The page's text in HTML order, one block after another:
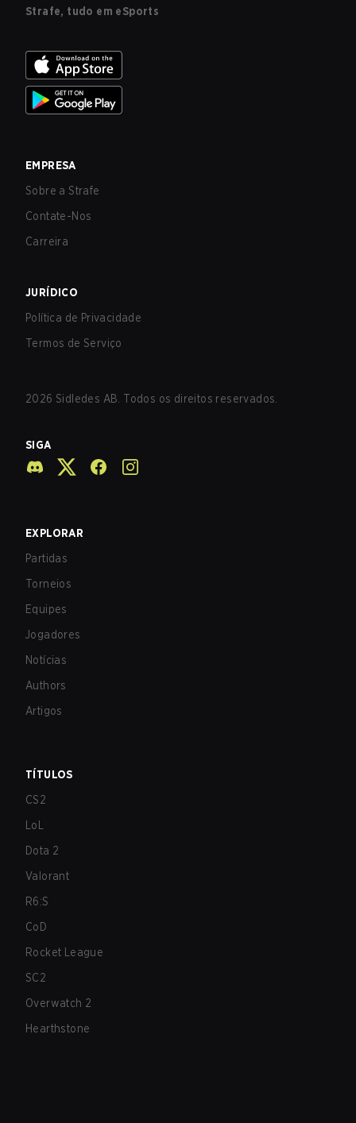
Strafe, tudo em eSports
EMPRESA
Sobre a Strafe
Contate-Nos
Carreira
JURÍDICO
Política de Privacidade
Termos de Serviço
2026 Sidledes AB. Todos os direitos reservados.
SIGA
EXPLORAR
Partidas
Torneios
Equipes
Jogadores
Notícias
Authors
Artigos
TÍTULOS
CS2
LoL
Dota 2
Valorant
R6:S
CoD
Rocket League
SC2
Overwatch 2
Hearthstone